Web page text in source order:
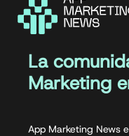
La
Marketing
App Marketing News